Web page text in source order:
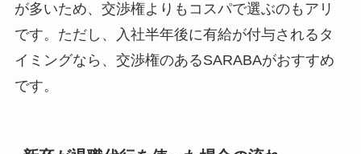
が多いため、交渉権よりもコスパで選ぶのもアリ
です。ただし、入社半年後に有給が付与されるタ
イミングなら、交渉権のあるSARABAがおすすめ
です。